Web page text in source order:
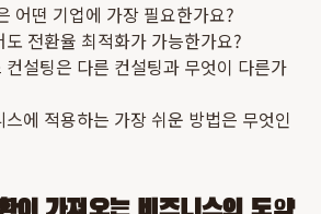
어떤 기업에 가장 필요한가요?
전환율 최적화가 가능한가요?
설팅은 다른 컨설팅과 무엇이 다른가
에 적용하는 가장 쉬운 방법은 무엇인